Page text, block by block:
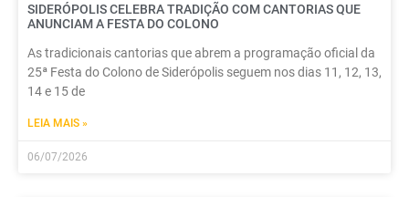
SIDERÓPOLIS CELEBRA TRADIÇÃO COM CANTORIAS QUE
ANUNCIAM A FESTA DO COLONO
As tradicionais cantorias que abrem a programação oficial da
25ª Festa do Colono de Siderópolis seguem nos dias 11, 12, 13,
14 e 15 de
LEIA MAIS »
06/07/2026